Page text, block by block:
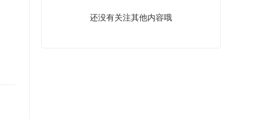
还没有关注其他内容哦